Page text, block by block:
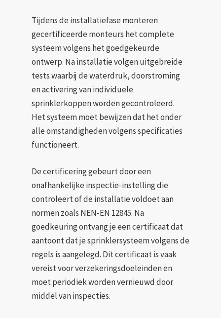
Tijdens de installatiefase monteren
gecertificeerde monteurs het complete
systeem volgens het goedgekeurde
ontwerp. Na installatie volgen uitgebreide
tests waarbij de waterdruk, doorstroming
en activering van individuele
sprinklerkoppen worden gecontroleerd.
Het systeem moet bewijzen dat het onder
alle omstandigheden volgens specificaties
functioneert.
De certificering gebeurt door een
onafhankelijke inspectie-instelling die
controleert of de installatie voldoet aan
normen zoals NEN-EN 12845. Na
goedkeuring ontvang je een certificaat dat
aantoont dat je sprinklersysteem volgens de
regels is aangelegd. Dit certificaat is vaak
vereist voor verzekeringsdoeleinden en
moet periodiek worden vernieuwd door
middel van inspecties.